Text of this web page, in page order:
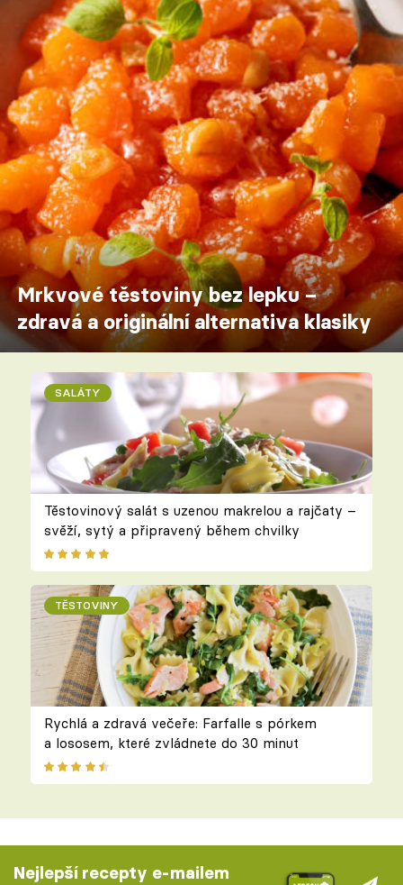
Mrkvové těstoviny bez lepku –
zdravá a originální alternativa klasiky
SALÁTY
Těstovinový salát s uzenou makrelou a rajčaty –
svěží, sytý a připravený během chvilky
TĚSTOVINY
Rychlá a zdravá večeře: Farfalle s pórkem
a lososem, které zvládnete do 30 minut
Nejlepší recepty e-mailem